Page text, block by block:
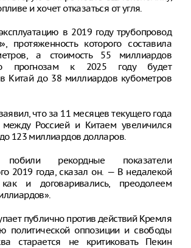
и хочет отказаться от угля.
в 2019 году трубопровод
протяженность которого составила
а стоимость 55 миллиардов
прогнозам к 2025 году будет
Китай до 38 миллиардов кубометров
что за 11 месяцев текущего года
между Россией и Китаем увеличился
123 миллиардов долларов.
рекордные показатели
2019 года, сказал он. — В недалекой
как и договаривались, преодолеем
публично против действий Кремля
политической оппозиции и свободы
старается не критиковать Пекин